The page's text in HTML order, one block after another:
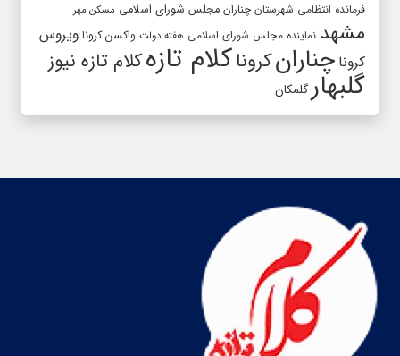
فرمانده انتظامی شهرستان چناران مجلس شورای اسلامی مسکن مهر
مشهد نماینده مجلس شورای اسلامی هفته دولت واکسن کرونا ویروس
کرونا چنارانکروناکلام تازهکلام تازه نیوز
گلبهارگلمکان